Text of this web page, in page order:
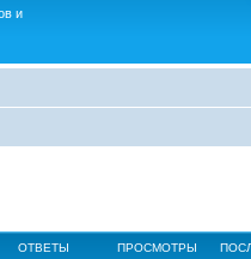
и
ОТВЕТЫ ПРОСМОТРЫ